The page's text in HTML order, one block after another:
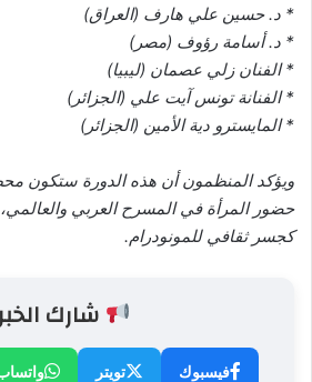
* د. حسين علي هارف (العراق)
* د. أسامة رؤوف (مصر)
* الفنان زلي عصمان (ليبيا)
* الفنانة تونس آيت علي (الجزائر)
* المايسترو دية الأمين (الجزائر)
ويؤكد المنظمون أن هذه الدورة ستكون محطة
حضور المرأة في المسرح العربي
كجسر ثقافي للمونودرام.
شارك
فيسبوك تويتر